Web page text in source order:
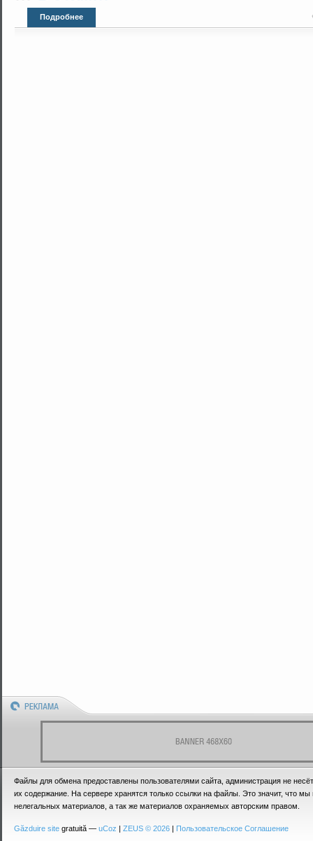
Подробнее
Файлы для обмена предоставлены пользователями сайта, администрация не несёт
их содержание. На сервере хранятся только ссылки на файлы. Это значит, что мы
нелегальных материалов, а так же материалов охраняемых авторским правом.
Găzduire site gratuită — uCoz | ZEUS © 2026 | Пользовательское Соглашение